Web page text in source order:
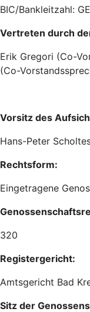
BIC/Bankleitzahl:
Vertreten durch
Erik Gregori (Co-
(Co-
Vorsitz des
Hans-Peter
Rechtsform:
Eingetragene
320
Registergericht:
Amtsgericht Bad
Sitz der